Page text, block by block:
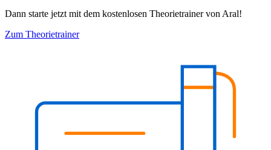
Dann starte jetzt mit dem kostenlosen Theorietrainer von Aral!
Zum Theorietrainer